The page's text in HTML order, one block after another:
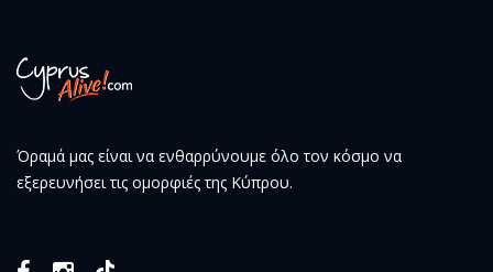
Όραμά μας είναι να ενθαρρύνουμε όλο τον κόσμο να
εξερευνήσει τις ομορφιές της Κύπρου.